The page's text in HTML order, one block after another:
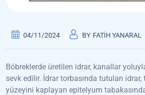
04/11/2024 BY FATIH YANARAL
Böbreklerde üretilen idrar, kanallar
sevk edilir. İdrar torbasında tutulan idrar,
yüzeyini kaplayan epitelyum